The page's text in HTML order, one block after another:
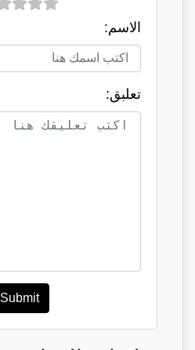
الاسم:
تعلبق:
Submit